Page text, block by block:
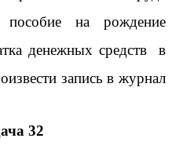
на рождение
денежных средств в
запись в журнал
32